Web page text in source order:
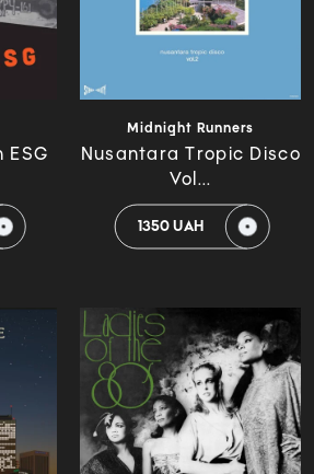
ESG
Midnight Runners
Nusantara Tropic Disco
Vol...
1350 UAH